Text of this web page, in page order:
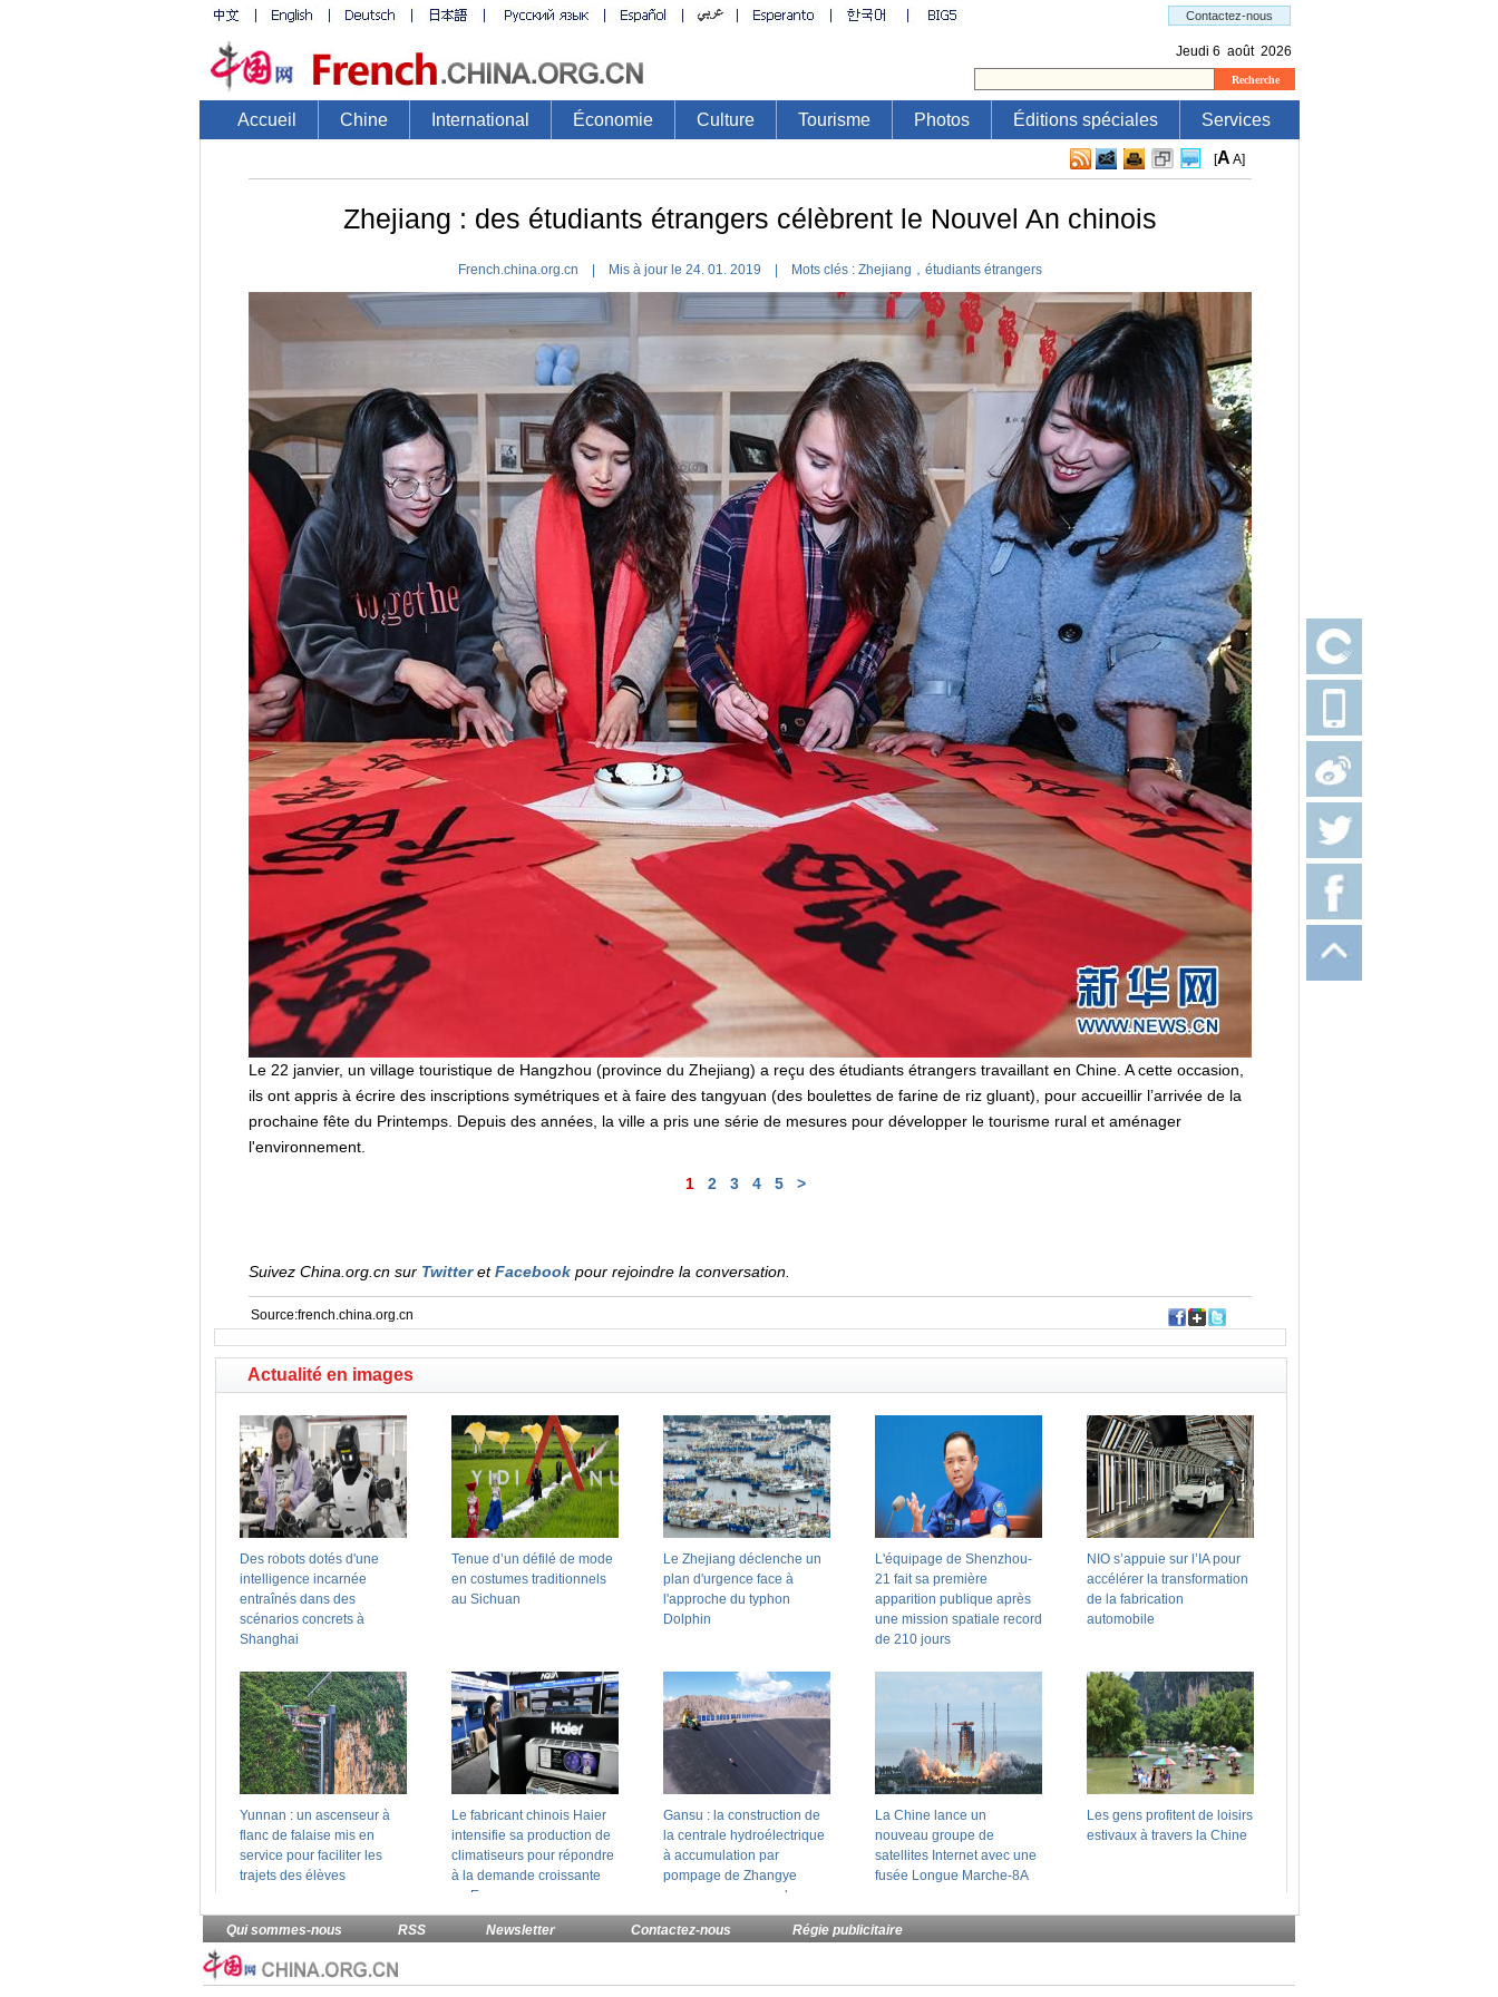
Accueil Chine International Économie Culture Tourisme Photos Éditions spéciales Services
[A A]
Zhejiang : des étudiants étrangers célèbrent le Nouvel An chinois
French.china.org.cn | Mis à jour le 24. 01. 2019 | Mots clés : Zhejiang，étudiants étrangers
Le 22 janvier, un village touristique de Hangzhou (province du Zhejiang) a reçu des étudiants étrangers travaillant en Chine. A cette occasion,
ils ont appris à écrire des inscriptions symétriques et à faire des tangyuan (des boulettes de farine de riz gluant), pour accueillir l’arrivée de la
prochaine fête du Printemps. Depuis des années, la ville a pris une série de mesures pour développer le tourisme rural et aménager
l'environnement.
1 2 3 4 5 >
Suivez China.org.cn sur TwitteretFacebookpour rejoindre la conversation.
Source:french.china.org.cn